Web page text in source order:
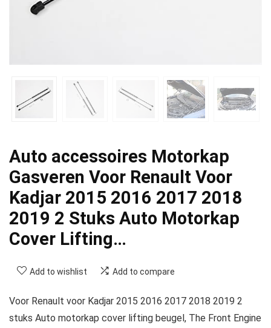
Auto accessoires Motorkap
Gasveren Voor Renault Voor
Kadjar 2015 2016 2017 2018
2019 2 Stuks Auto Motorkap
Cover Lifting…
Add to wishlist Add to compare
Voor Renault voor Kadjar 2015 2016 2017 2018 2019 2
stuks Auto motorkap cover lifting beugel, The Front Engine